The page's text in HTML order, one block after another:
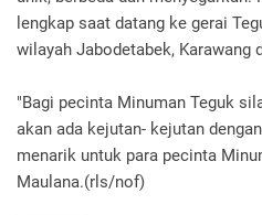
lengkap saat datang ke gerai
wilayah Jabodetabek, Karawang
"Bagi pecinta Minuman Teguk
akan ada kejutan- kejutan
menarik untuk para pecinta
Maulana.(rls/nof)